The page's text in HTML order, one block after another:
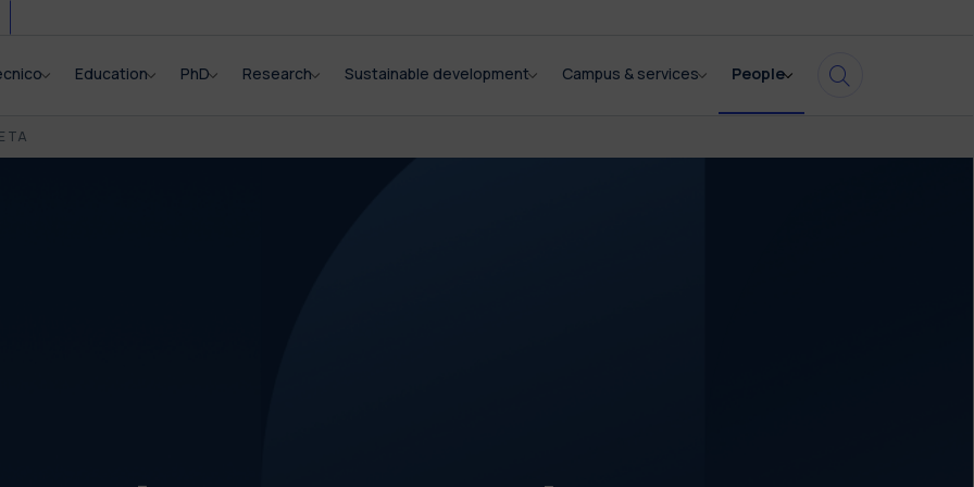
Education PhD Research Sustainable development Campus & services People
TA